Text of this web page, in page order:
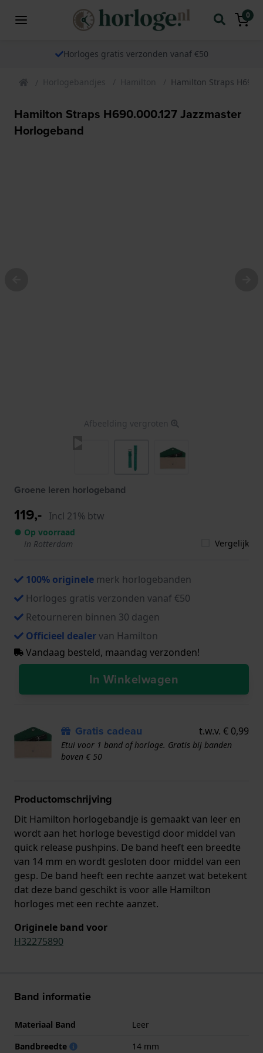
0
Horloges gratis verzonden vanaf €50
Horlogebandjes Hamilton Hamilton Straps
Hamilton Straps H690.000.127 Jazzmaster
Horlogeband
Afbeelding vergroten
Groene leren horlogeband
119,- Incl 21% btw
● Op voorraad
in Rotterdam
Vergelijk
100% originele merk horlogebanden
Horloges gratis verzonden vanaf €50
Retourneren binnen 30 dagen
Officieel dealervan Hamilton
Vandaag besteld, maandag verzonden!
In Winkelwagen
Gratis cadeau t.w.v. € 0,99
Etui voor 1 band of horloge. Gratis bij banden
boven € 50
Productomschrijving
Dit Hamilton horlogebandje is gemaakt van leer en
wordt aan het horloge bevestigd door middel van
quick release pushpins. De band heeft een breedte
van 14 mm en wordt gesloten door middel van een
gesp. De band heeft een rechte aanzet wat betekent
dat deze band geschikt is voor alle Hamilton
horloges met een rechte aanzet.
Originele band voor
H32275890
Band informatie
Materiaal Band
Leer
Bandbreedte
14 mm